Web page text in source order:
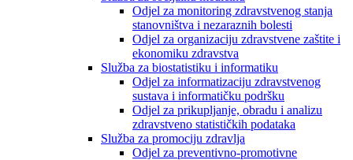
Odjel za monitoring zdravstvenog stanja
stanovništva i nezaraznih bolesti
Odjel za organizaciju zdravstvene zaštite i
ekonomiku zdravstva
Služba za biostatistiku i informatiku
Odjel za informatizaciju zdravstvenog
sustava i informatičku podršku
Odjel za prikupljanje, obradu i analizu
zdravstveno statističkih podataka
Služba za promociju zdravlja
Odjel za preventivno-promotivne